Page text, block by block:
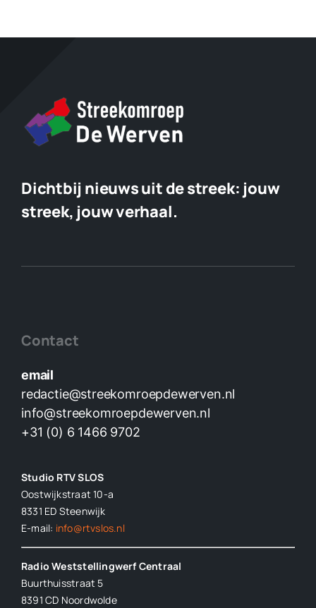
Dichtbij nieuws uit de streek: jouw
streek, jouw verhaal.
Contact
email
redactie@streekomroepdewerven.nl
info@streekomroepdewerven.nl
+31 (0) 6 1466 9702
Studio RTV SLOS
Oostwijkstraat 10-a
8331 ED Steenwijk
E-mail: info@rtvslos.nl
Radio Weststellingwerf Centraal
Buurthuisstraat 5
8391 CD Noordwolde